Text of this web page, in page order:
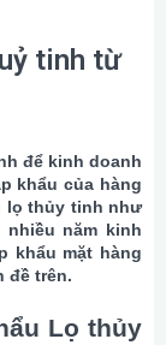
tinh từ
để kinh doanh
khẩu của hàng
lọ thủy tinh như
năm kinh
khẩu mặt hàng
đề trên.
Lọ thủy